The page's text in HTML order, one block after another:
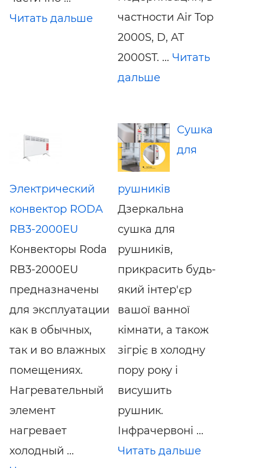
Читать дальше
частности Air Top
2000S, D, AT
2000ST. ... Читать
дальше
Электрический
конвектор RODA
RB3-2000EU
Конвекторы Roda
RB3-2000EU
предназначены
для эксплуатации
как в обычных,
так и во влажных
помещениях.
Нагревательный
элемент
нагревает
холодный ...
Сушка
для
рушників
Дзеркальна
сушка для
рушників,
прикрасить будь-
який інтер'єр
вашої ванної
кімнати, а також
зігріє в холодну
пору року і
висушить
рушник.
Інфрачервоні ...
Читать дальше